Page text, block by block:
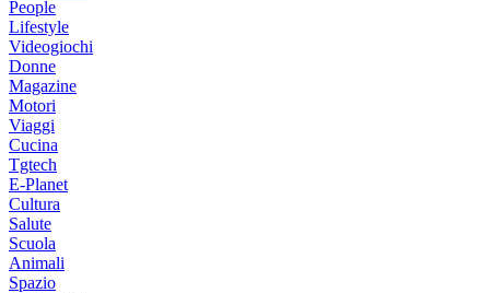
People
Lifestyle
Videogiochi
Donne
Magazine
Motori
Viaggi
Cucina
Tgtech
E-Planet
Cultura
Salute
Scuola
Animali
Spazio